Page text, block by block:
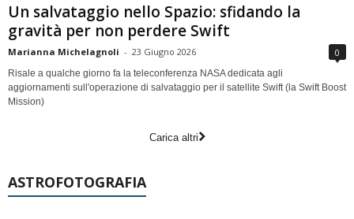
Un salvataggio nello Spazio: sfidando la
gravità per non perdere Swift
Marianna Michelagnoli - 23 Giugno 2026 0
Risale a qualche giorno fa la teleconferenza NASA dedicata agli
aggiornamenti sull'operazione di salvataggio per il satellite Swift (la Swift Boost
Mission)
Carica altri
ASTROFOTOGRAFIA